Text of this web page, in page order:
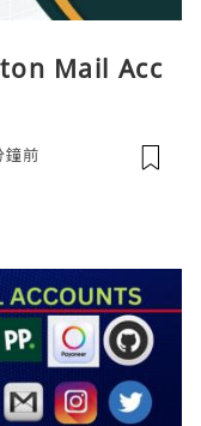
Mail Acc
鐘前